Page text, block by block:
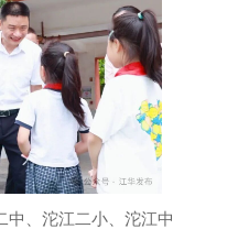
中、沱江二小、沱江中